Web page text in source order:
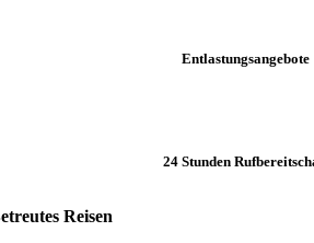
Entlastungsangebote
24 Stunden
Reisen